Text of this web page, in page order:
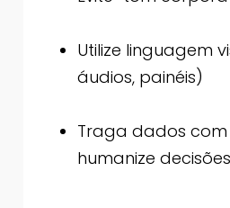
Utilize linguagem
áudios, painéis)
Traga dados
humanize